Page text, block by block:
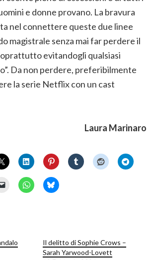
e donne provano. La bravura
nel connettere queste due linee
magistrale senza mai far perdere il
evitandogli qualsiasi
Da non perdere, preferibilmente
la serie Netflix con un cast
Laura Marinaro
Il delitto di Sophie Crows –
Sarah Yarwood-Lovett